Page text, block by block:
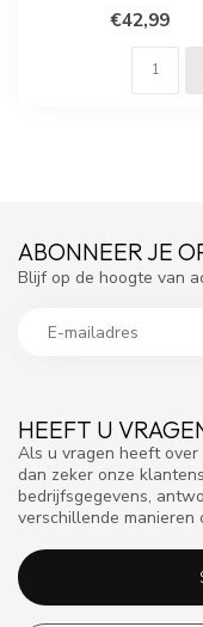
€42,99
HEEFT U
Als u vragen heeft
dan zeker onze
bedrijfsgegevens,
verschillende manieren
ABONNEER JE
Blijf op de hoogte van